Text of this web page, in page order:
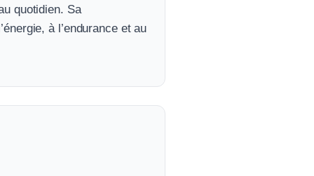
quotidien. Sa
à l’endurance et au